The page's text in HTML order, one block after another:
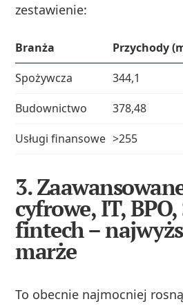
zestawienie:
Branża Przychody
Spożywcza
344,1
Budownictwo
378,48
Usługi finansowe >255
3.
cyfrowe, IT, BPO,
fintech–
marże
To obecnie najmocniej